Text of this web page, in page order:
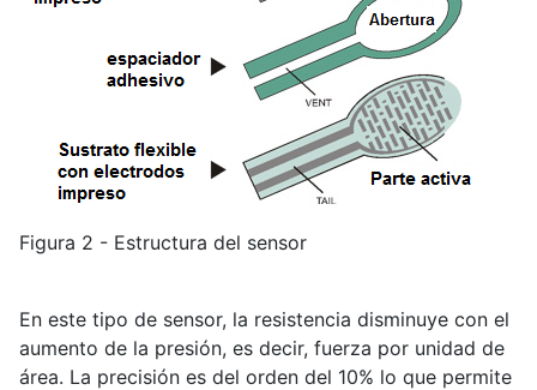
Figura 2 - Estructura del sensor
En este tipo de sensor, la resistencia disminuye con el
aumento de la presión, es decir, fuerza por unidad de
área. La precisión es del orden del 10% lo que permite